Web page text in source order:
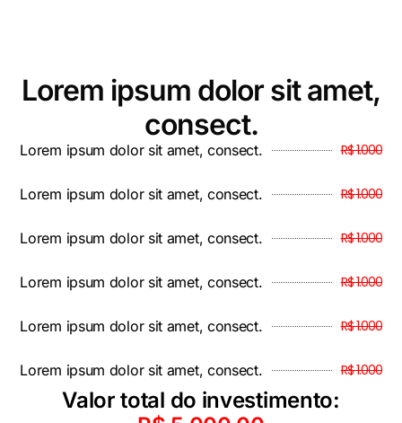
Lorem ipsum dolor sit amet,
consect.
Lorem ipsum dolor sit amet, consect. R$ 1.000
Lorem ipsum dolor sit amet, consect. R$ 1.000
Lorem ipsum dolor sit amet, consect. R$ 1.000
Lorem ipsum dolor sit amet, consect. R$ 1.000
Lorem ipsum dolor sit amet, consect. R$ 1.000
Lorem ipsum dolor sit amet, consect. R$ 1.000
Valor total do investimento: